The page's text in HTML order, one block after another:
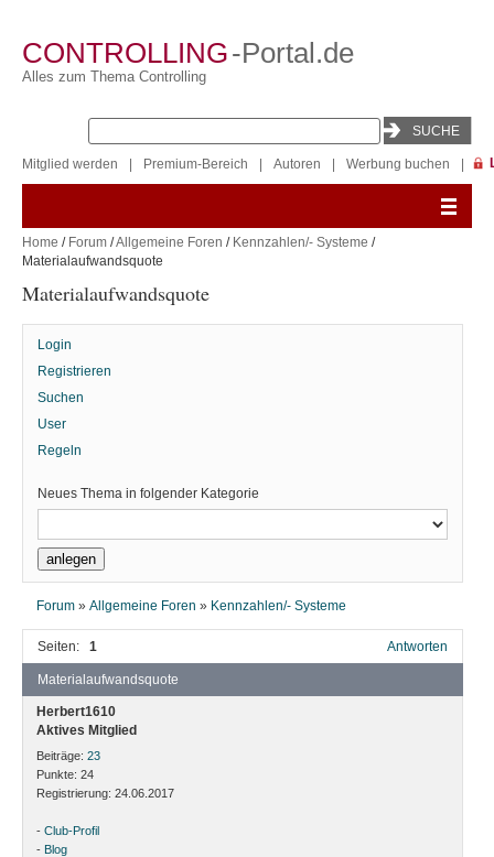
CONTROLLING-Portal.de
Alles zum Thema Controlling
Mitglied werden Premium-Bereich Autoren Werbung buchen
Home / Forum /Allgemeine Foren / Kennzahlen/- Systeme /
Materialaufwandsquote
Materialaufwandsquote
Login
Registrieren
Suchen
User
Regeln
Neues Thema in folgender Kategorie
Forum »Allgemeine Foren » Kennzahlen/- Systeme
Seiten: 1 Antworten
Materialaufwandsquote
Herbert1610
Aktives Mitglied
Beiträge: 23
Punkte: 24
Registrierung: 24.06.2017
- Club-Profil
- Blog